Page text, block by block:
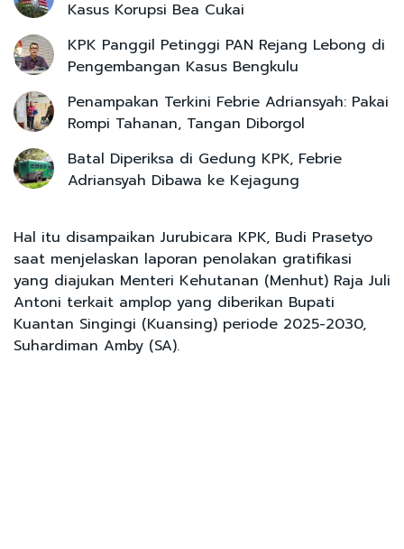
Kasus Korupsi Bea Cukai
KPK Panggil Petinggi PAN Rejang Lebong di
Pengembangan Kasus Bengkulu
Penampakan Terkini Febrie Adriansyah: Pakai
Rompi Tahanan, Tangan Diborgol
Batal Diperiksa di Gedung KPK, Febrie
Adriansyah Dibawa ke Kejagung
Hal itu disampaikan Jurubicara KPK, Budi Prasetyo
saat menjelaskan laporan penolakan gratifikasi
yang diajukan Menteri Kehutanan (Menhut) Raja Juli
Antoni terkait amplop yang diberikan Bupati
Kuantan Singingi (Kuansing) periode 2025-2030,
Suhardiman Amby (SA).